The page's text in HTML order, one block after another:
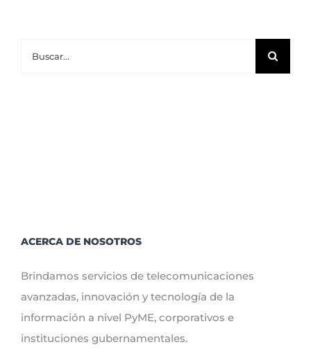
ACERCA DE NOSOTROS
Brindamos servicios de telecomunicaciones
avanzadas, innovación y tecnología de la
información a nivel PyME, corporativos e
instituciones gubernamentales.